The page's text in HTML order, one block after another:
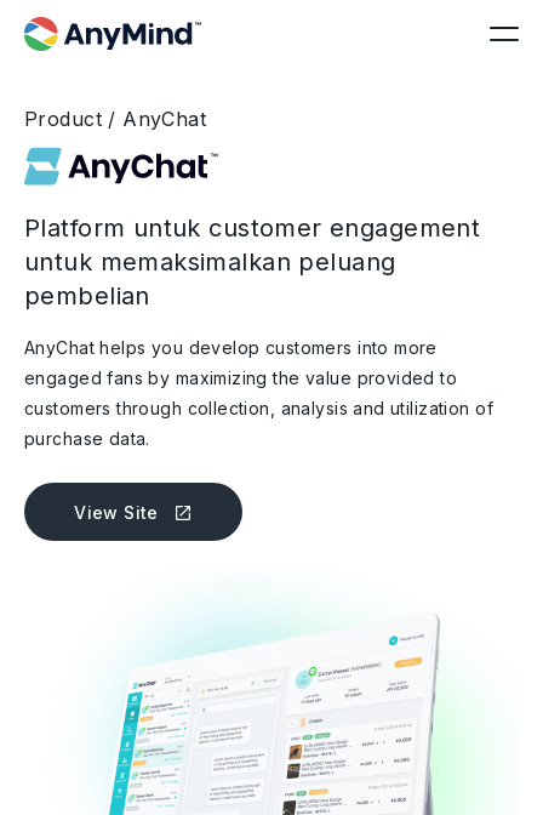
Product / AnyChat
Platform untuk customer engagement
untuk memaksimalkan peluang
pembelian
AnyChat helps you develop customers into more
engaged fans by maximizing the value provided to
customers through collection, analysis and utilization of
purchase data.
View Site